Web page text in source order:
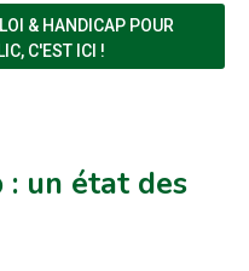
& HANDICAP POUR
C'EST ICI !
: un état des